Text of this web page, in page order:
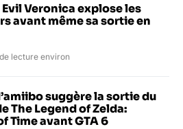
Veronica explose les
avant même sa sortie en
lecture environ
suggère la sortie du
The Legend of Zelda:
Time avant GTA 6